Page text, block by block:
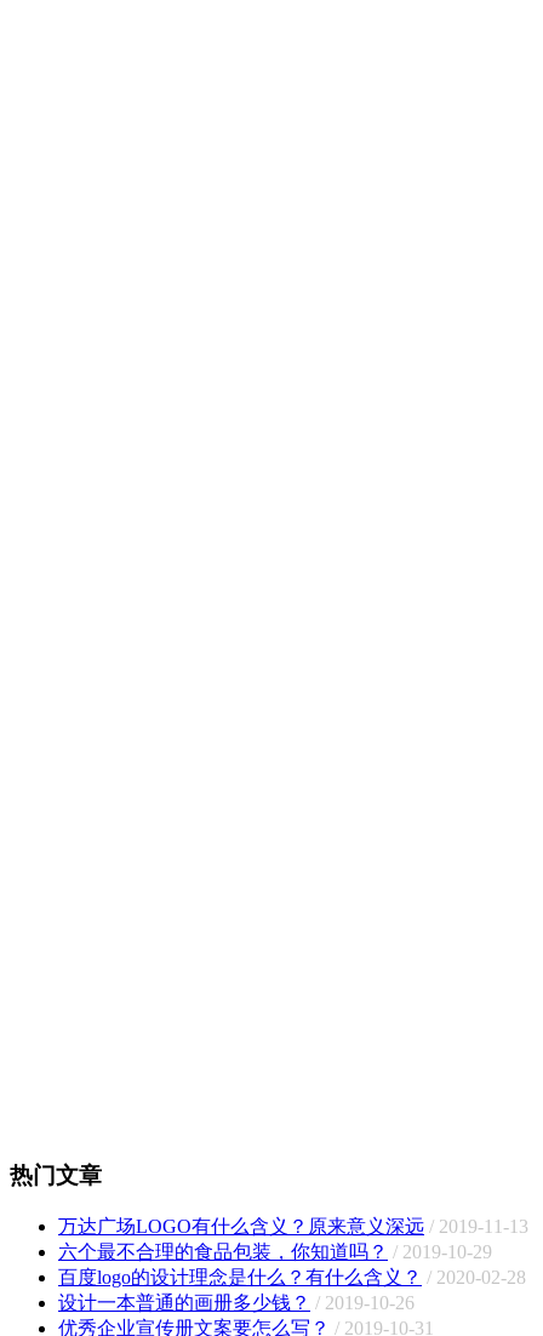
热门文章
万达广场LOGO有什么含义？原来意义深远 / 2019-11-13
六个最不合理的食品包装，你知道吗？ / 2019-10-29
百度logo的设计理念是什么？有什么含义？ / 2020-02-28
设计一本普通的画册多少钱？ / 2019-10-26
优秀企业宣传册文案要怎么写？ / 2019-10-31